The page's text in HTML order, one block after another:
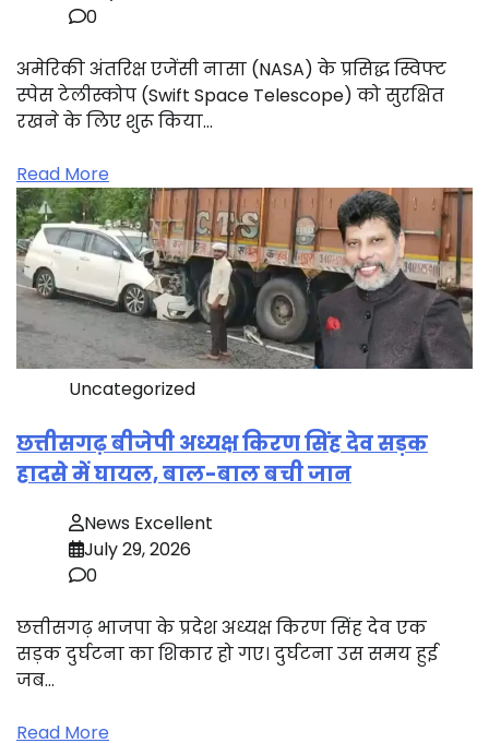
0
अमेरिकी अंतरिक्ष एजेंसी नासा (NASA) के प्रसिद्ध स्विफ्ट
स्पेस टेलीस्कोप (Swift Space Telescope) को सुरक्षित
रखने के लिए शुरू किया…
Read More
Uncategorized
छत्तीसगढ़ बीजेपी अध्यक्ष किरण सिंह देव सड़क
हादसे में घायल, बाल-बाल बची जान
News Excellent
July 29, 2026
0
छत्तीसगढ़ भाजपा के प्रदेश अध्यक्ष किरण सिंह देव एक
सड़क दुर्घटना का शिकार हो गए। दुर्घटना उस समय हुई
जब…
Read More